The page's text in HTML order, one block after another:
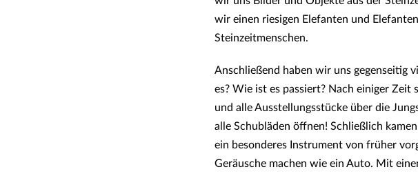
wir einen riesigen Elefanten und
Steinzeitmenschen.
Anschließend haben wir uns gegenseitig
es? Wie ist es passiert? Nach einiger
und alle Ausstellungsstücke über die
alle Schubläden öffnen! Schließlich
ein besonderes Instrument von früher
Geräusche machen wie ein Auto. Mit